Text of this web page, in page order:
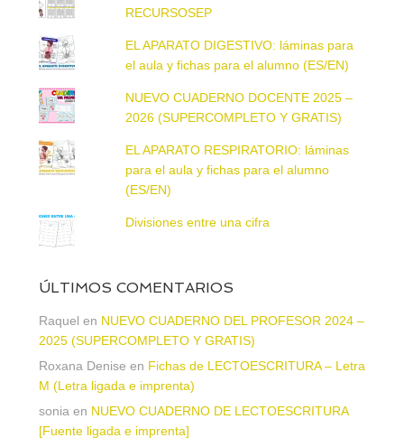
RECURSOSEP
EL APARATO DIGESTIVO: láminas para
el aula y fichas para el alumno (ES/EN)
NUEVO CUADERNO DOCENTE 2025 –
2026 (SUPERCOMPLETO Y GRATIS)
EL APARATO RESPIRATORIO: láminas
para el aula y fichas para el alumno
(ES/EN)
Divisiones entre una cifra
ÚLTIMOS COMENTARIOS
Raquel en NUEVO CUADERNO DEL PROFESOR 2024 –
2025 (SUPERCOMPLETO Y GRATIS)
Roxana Denise en Fichas de LECTOESCRITURA – Letra
M (Letra ligada e imprenta)
sonia en NUEVO CUADERNO DE LECTOESCRITURA
[Fuente ligada e imprenta]